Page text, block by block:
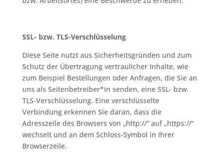
SSL- bzw. TLS-Verschlüsselung
Diese Seite nutzt aus Sicherheitsgründen und zum
Schutz der Übertragung vertraulicher Inhalte, wie
zum Beispiel Bestellungen oder Anfragen, die Sie an
uns als Seitenbetreiber*in senden, eine SSL- bzw.
TLS-Verschlüsselung. Eine verschlüsselte
Verbindung erkennen Sie daran, dass die
Adresszeile des Browsers von „http://“ auf „https://“
wechselt und an dem Schloss-Symbol in Ihrer
Browserzeile.